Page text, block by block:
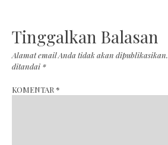
Tinggalkan Balasan
Alamat email Anda tidak akan dipublikasikan.
ditandai *
KOMENTAR *